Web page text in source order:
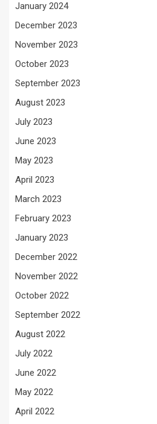
January 2024
December 2023
November 2023
October 2023
September 2023
August 2023
July 2023
June 2023
May 2023
April 2023
March 2023
February 2023
January 2023
December 2022
November 2022
October 2022
September 2022
August 2022
July 2022
June 2022
May 2022
April 2022